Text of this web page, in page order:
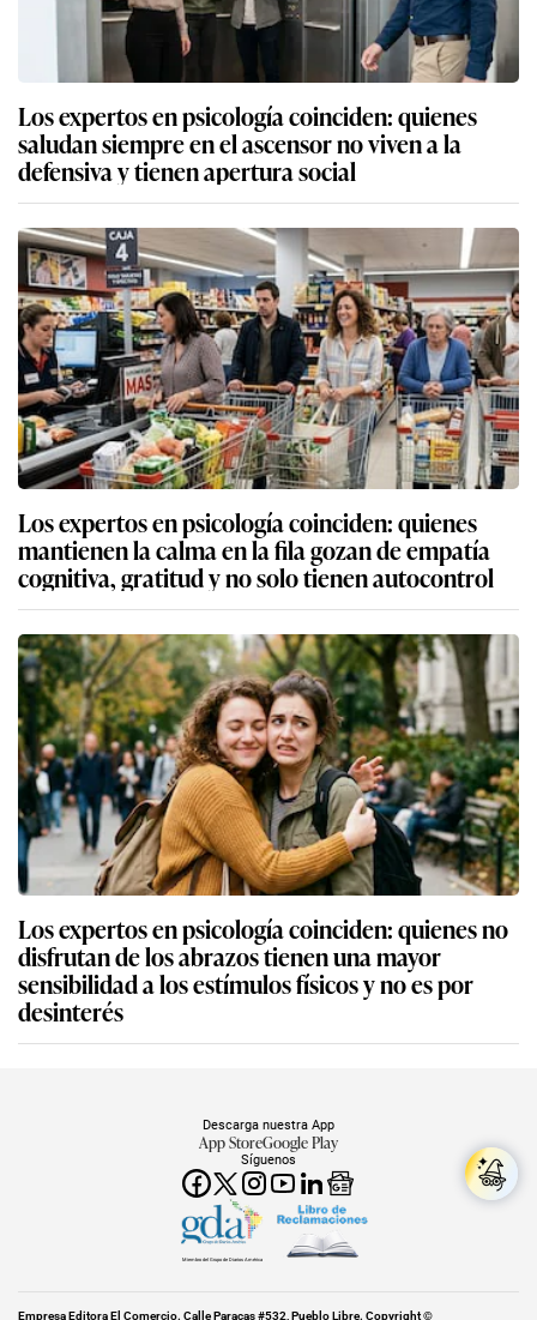
Los expertos en psicología coinciden: quienes
saludan siempre en el ascensor no viven a la
defensiva y tienen apertura social
Los expertos en psicología coinciden: quienes
mantienen la calma en la fila gozan de empatía
cognitiva, gratitud y no solo tienen autocontrol
Los expertos en psicología coinciden: quienes no
disfrutan de los abrazos tienen una mayor
sensibilidad a los estímulos físicos y no es por
desinterés
Síguenos
Descarga nuestra App
App StoreGoogle Play
Miembro del Grupo de Diarios América
Empresa Editora El Comercio. Calle Paracas #532, Pueblo Libre. Copyright ©